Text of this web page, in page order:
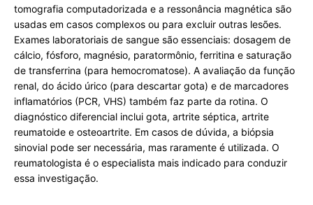
tomografia computadorizada e a ressonância magnética são
usadas em casos complexos ou para excluir outras lesões.
Exames laboratoriais de sangue são essenciais: dosagem de
cálcio, fósforo, magnésio, paratormônio, ferritina e saturação
de transferrina (para hemocromatose). A avaliação da função
renal, do ácido úrico (para descartar gota) e de marcadores
inflamatórios (PCR, VHS) também faz parte da rotina. O
diagnóstico diferencial inclui gota, artrite séptica, artrite
reumatoide e osteoartrite. Em casos de dúvida, a biópsia
sinovial pode ser necessária, mas raramente é utilizada. O
reumatologista é o especialista mais indicado para conduzir
essa investigação.